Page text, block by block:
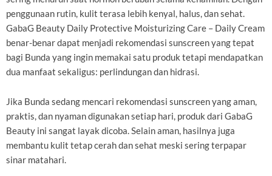
penggunaan rutin, kulit terasa lebih kenyal, halus, dan sehat.
GabaG Beauty Daily Protective Moisturizing Care – Daily Cream
benar-benar dapat menjadi rekomendasi sunscreen yang tepat
bagi Bunda yang ingin memakai satu produk tetapi mendapatkan
dua manfaat sekaligus: perlindungan dan hidrasi.
Jika Bunda sedang mencari rekomendasi sunscreen yang aman,
praktis, dan nyaman digunakan setiap hari, produk dari GabaG
Beauty ini sangat layak dicoba. Selain aman, hasilnya juga
membantu kulit tetap cerah dan sehat meski sering terpapar
sinar matahari.